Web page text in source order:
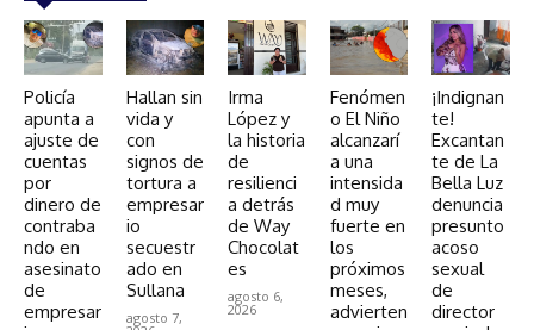
Policía
apunta a
ajuste de
cuentas
por
dinero de
contraba
ndo en
asesinato
de
empresar
Hallan sin
vida y
con
signos de
tortura a
empresar
io
secuestr
ado en
Sullana
agosto 7,
Irma
López y
la historia
de
resilienci
a detrás
de Way
Chocolat
es
agosto 6,
2026
Fenómen
o El Niño
alcanzarí
a una
intensida
d muy
fuerte en
los
próximos
meses,
advierten
¡Indignan
te!
Excantan
te de La
Bella Luz
denuncia
presunto
acoso
sexual
de
director